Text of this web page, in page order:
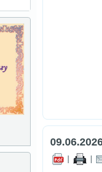
| |